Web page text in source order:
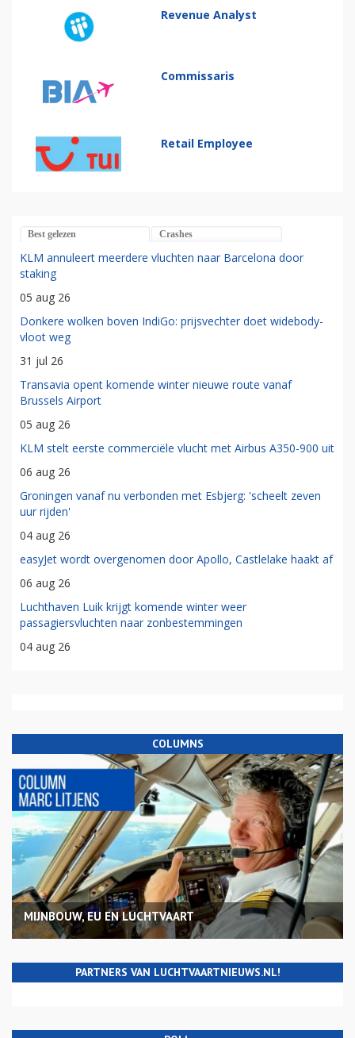
Revenue Analyst
Commissaris
Retail Employee
Best gelezen Crashes
KLM annuleert meerdere vluchten naar Barcelona door
staking
05 aug 26
Donkere wolken boven IndiGo: prijsvechter doet widebody-
vloot weg
31 jul 26
Transavia opent komende winter nieuwe route vanaf
Brussels Airport
05 aug 26
KLM stelt eerste commerciële vlucht met Airbus A350-900 uit
06 aug 26
Groningen vanaf nu verbonden met Esbjerg: 'scheelt zeven
uur rijden'
04 aug 26
easyJet wordt overgenomen door Apollo, Castlelake haakt af
06 aug 26
Luchthaven Luik krijgt komende winter weer
passagiersvluchten naar zonbestemmingen
04 aug 26
COLUMNS
MIJNBOUW, EU EN LUCHTVAART
PARTNERS VAN LUCHTVAARTNIEUWS.NL!